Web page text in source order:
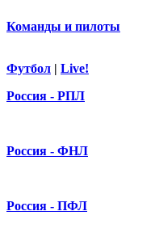
Команды и пилоты
Футбол | Live!
Россия - РПЛ
Россия - ФНЛ
Россия - ПФЛ